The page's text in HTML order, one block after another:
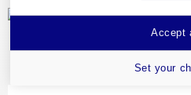
★★★
Set your
Accept